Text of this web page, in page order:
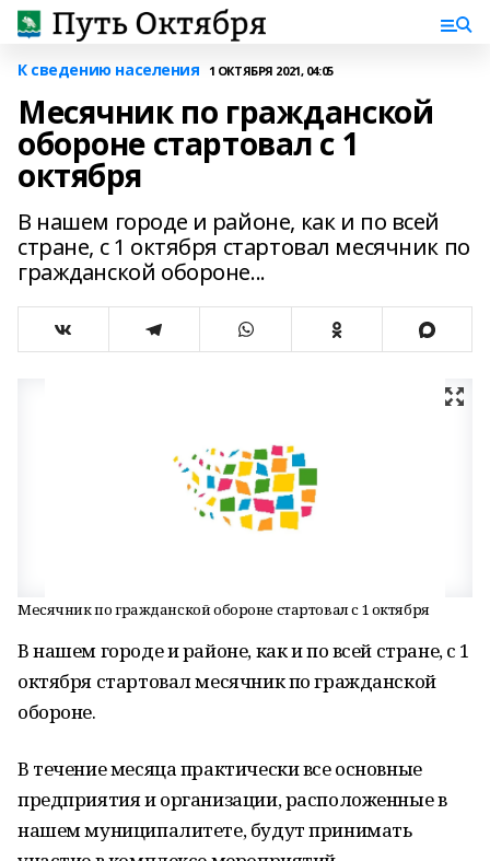
К сведению населения 1 ОКТЯБРЯ 2021, 04:05
Месячник по гражданской
обороне стартовал с 1
октября
В нашем городе и районе, как и по всей
стране, с 1 октября стартовал месячник по
гражданской обороне...
Месячник по гражданской обороне стартовал с 1 октября
В нашем городе и районе, как и по всей стране, с 1
октября стартовал месячник по гражданской
обороне.
В течение месяца практически все основные
предприятия и организации, расположенные в
нашем муниципалитете, будут принимать